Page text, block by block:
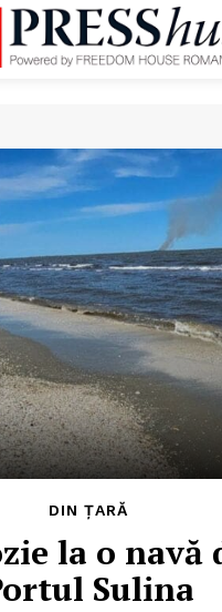
DIN ȚARĂ
la o navă
Sulina